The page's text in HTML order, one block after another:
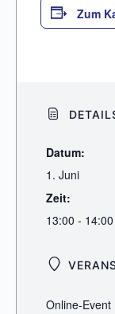
Zum
Datum:
1. Juni
Zeit:
13:00 - 14:00
Online-Event